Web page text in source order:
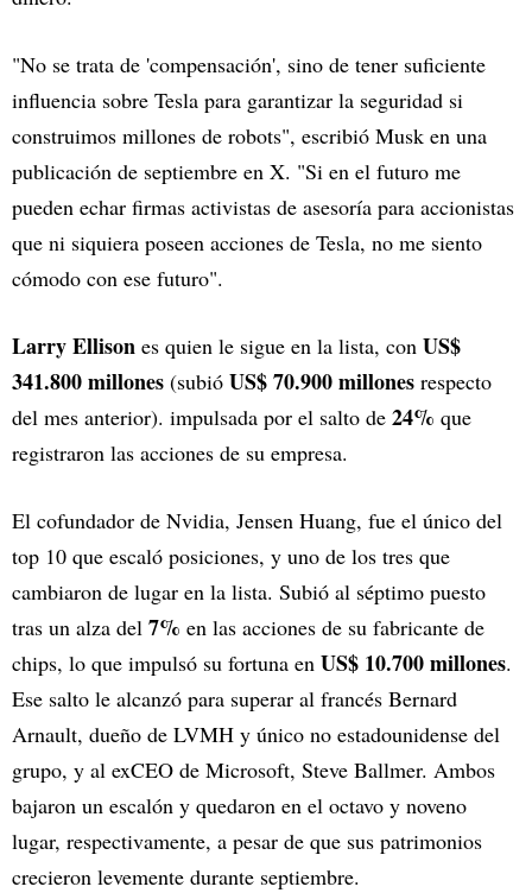
"No se trata de 'compensación', sino de tener suficiente
influencia sobre Tesla para garantizar la seguridad si
construimos millones de robots", escribió Musk en una
publicación de septiembre en X. "Si en el futuro me
pueden echar firmas activistas de asesoría para accionistas
que ni siquiera poseen acciones de Tesla, no me siento
cómodo con ese futuro".
Larry Ellison es quien le sigue en la lista, con US$
341.800 millones (subió US$ 70.900 millones respecto
del mes anterior). impulsada por el salto de 24% que
registraron las acciones de su empresa.
El cofundador de Nvidia, Jensen Huang, fue el único del
top 10 que escaló posiciones, y uno de los tres que
cambiaron de lugar en la lista. Subió al séptimo puesto
tras un alza del 7% en las acciones de su fabricante de
chips, lo que impulsó su fortuna en US$ 10.700 millones.
Ese salto le alcanzó para superar al francés Bernard
Arnault, dueño de LVMH y único no estadounidense del
grupo, y al exCEO de Microsoft, Steve Ballmer. Ambos
bajaron un escalón y quedaron en el octavo y noveno
lugar, respectivamente, a pesar de que sus patrimonios
crecieron levemente durante septiembre.